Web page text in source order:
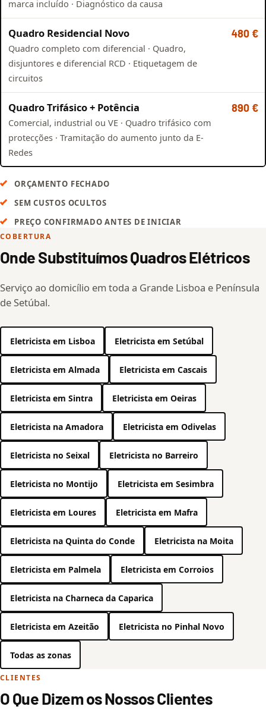
marca incluído · Diagnóstico da causa
Quadro Residencial Novo
Quadro completo com diferencial · Quadro,
disjuntores e diferencial RCD · Etiquetagem de
circuitos
480 €
Quadro Trifásico + Potência
Comercial, industrial ou VE · Quadro trifásico com
protecções · Tramitação do aumento junto da E-
Redes
890 €
ORÇAMENTO FECHADO
SEM CUSTOS OCULTOS
PREÇO CONFIRMADO ANTES DE INICIAR
COBERTURA
Onde Substituímos Quadros Elétricos
Serviço ao domicílio em toda a Grande Lisboa e Península
de Setúbal.
Eletricista em Lisboa Eletricista em Setúbal
Eletricista em Almada Eletricista em Cascais
Eletricista em Sintra Eletricista em Oeiras
Eletricista na Amadora Eletricista em Odivelas
Eletricista no Seixal Eletricista no Barreiro
Eletricista no Montijo Eletricista em Sesimbra
Eletricista em Loures Eletricista em Mafra
Eletricista na Quinta do Conde Eletricista na Moita
Eletricista em Palmela Eletricista em Corroios
Eletricista na Charneca da Caparica
Eletricista em Azeitão Eletricista no Pinhal Novo
Todas as zonas
CLIENTES
O Que Dizem os Nossos Clientes